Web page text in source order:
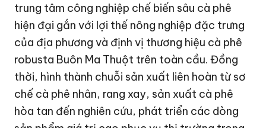
trung tâm công nghiệp chế biến sâu cà phê
hiện đại gắn với lợi thế nông nghiệp đặc trưng
của địa phương và định vị thương hiệu cà phê
robusta Buôn Ma Thuột trên toàn cầu. Đồng
thời, hình thành chuỗi sản xuất liên hoàn từ sơ
chế cà phê nhân, rang xay, sản xuất cà phê
hòa tan đến nghiên cứu, phát triển các dòng